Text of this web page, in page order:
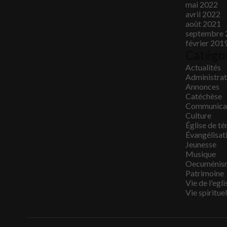
mai 2022
avril 2022
août 2021
septembre
février
Actualités
Annonces
Catéchèse
Culture
Église de
Jeunesse
Musique
Patrimoine
Vie de
Vie